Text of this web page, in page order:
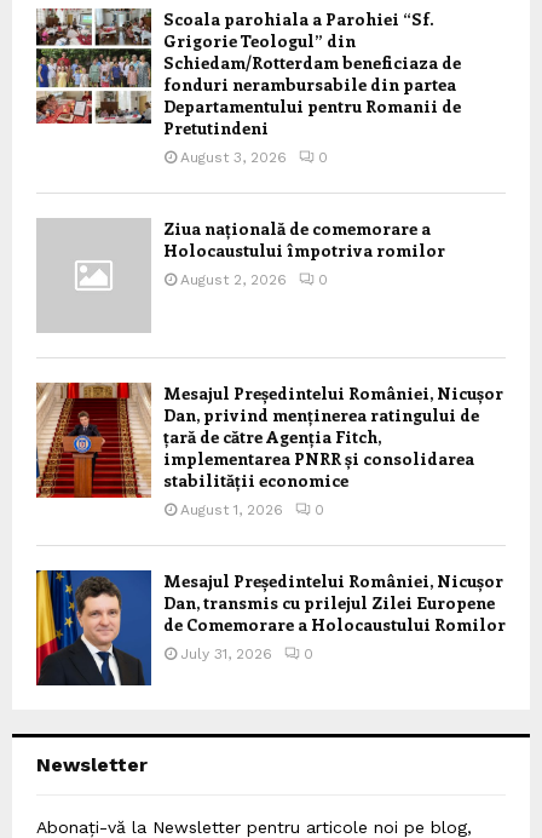
Scoala parohiala a Parohiei “Sf.
Grigorie Teologul” din
Schiedam/Rotterdam beneficiaza de
fonduri nerambursabile din partea
Departamentului pentru Romanii de
Pretutindeni
August 3, 2026 0
Ziua națională de comemorare a
Holocaustului împotriva romilor
August 2, 2026 0
Mesajul Președintelui României, Nicușor
Dan, privind menținerea ratingului de
țară de către Agenția Fitch,
implementarea PNRR și consolidarea
stabilității economice
August 1, 2026 0
Mesajul Președintelui României, Nicușor
Dan, transmis cu prilejul Zilei Europene
de Comemorare a Holocaustului Romilor
July 31, 2026 0
Newsletter
Abonați-vă la Newsletter pentru articole noi pe blog,